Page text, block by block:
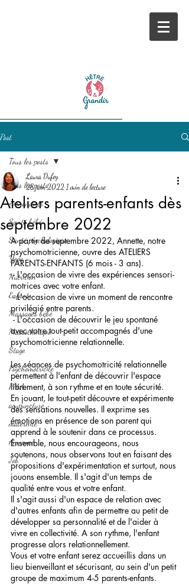
Post
Tous les posts
événements
Santé bébé
Santé psychologique
Yoga
Nutrition
Enfants
Massages bébé
Massothérapie
Stage
Psychomotricité
PMA
acupuncture
maternité
Annonce
Job
Tous les posts
Ateliers parents-enfants dès
septembre 2022
Laura Dufey
28 juin 2022 1 min de lecture
A partir de septembre 2022, Annette, notre
psychomotricienne, ouvre des ATELIERS
PARENTS-ENFANTS (6 mois - 3 ans).
- L'occasion de vivre des expériences sensori-
motrices avec votre enfant.
- L'occasion de vivre un moment de rencontre
privilégié entre parents.
- L'occasion de découvrir le jeu spontané
avec votre tout-petit accompagnés d'une
psychomotricienne relationnelle.
Les séances de psychomotricité relationnelle
permettent à l'enfant de découvrir l'espace
librement, à son rythme et en toute sécurité.
En jouant, le tout-petit découvre et expérimente
des sensations nouvelles. Il exprime ses
émotions en présence de son parent qui
apprend à le soutenir dans ce processus.
Ensemble, nous encourageons, nous
soutenons, nous observons tout en faisant des
propositions d'expérimentation et surtout, nous
jouons ensemble. Il s'agit d'un temps de
qualité entre vous et votre enfant.
Il s'agit aussi d'un espace de relation avec
d'autres enfants afin de permettre au petit de
développer sa personnalité et de l'aider à
vivre en collectivité. A son rythme, l'enfant
progresse alors relationnellement.
Vous et votre enfant serez accueillis dans un
lieu bienveillant et sécurisant, au sein d'un petit
groupe de maximum 4-5 parents-enfants.